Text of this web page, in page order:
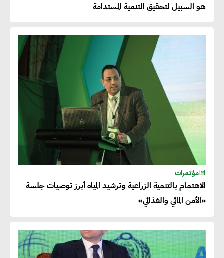
هو السبيل لتحقيق التنمية المستدامة
مؤتمرات
الاهتمام بالتنمية الزراعية وترشيد المياه أبرز توصيات جلسة
«الأمن المائي والغذائي»